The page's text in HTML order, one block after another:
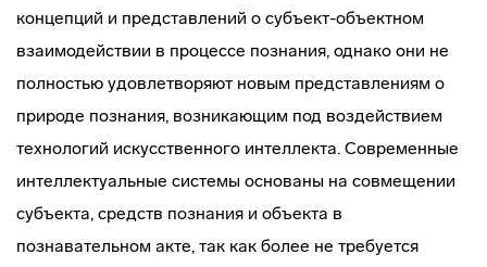
концепций и представлений о субъект-объектном
взаимодействии в процессе познания, однако они не
полностью удовлетворяют новым представлениям о
природе познания, возникающим под воздействием
технологий искусственного интеллекта. Современные
интеллектуальные системы основаны на совмещении
субъекта, средств познания и объекта в
познавательном акте, так как более не требуется